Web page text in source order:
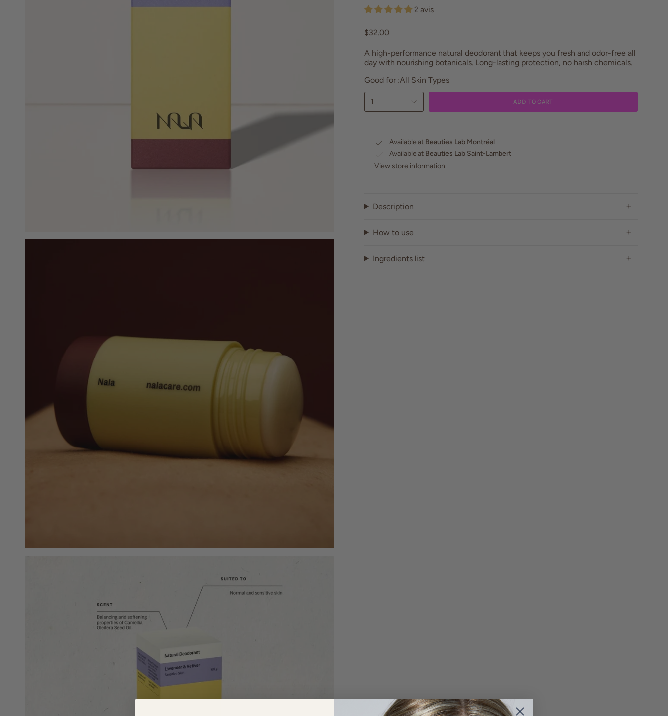
2 avis
$32.00
A high-performance natural deodorant that keeps you fresh and odor-free all
day with nourishing botanicals. Long-lasting protection, no harsh chemicals.
Good for :All Skin Types
1 ADD TO CART
Available at Beauties Lab Montréal
Available at Beauties Lab Saint-Lambert
View store information
Description
How to use
Ingredients list